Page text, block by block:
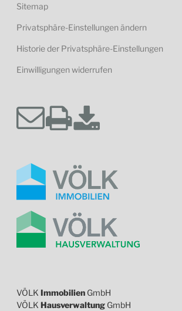
Sitemap
Privatsphäre-Einstellungen ändern
Historie der Privatsphäre-Einstellungen
Einwilligungen widerrufen
VÖLK Immobilien GmbH
VÖLK Hausverwaltung GmbH